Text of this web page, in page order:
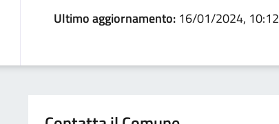
Ultimo aggiornamento: 16/01/2024, 10:12